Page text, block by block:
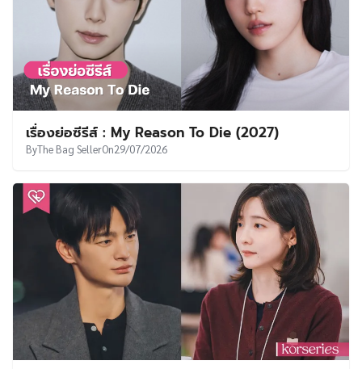
เรื่องย่อซีรีส์ : My Reason To Die (2027)
ByThe Bag SellerOn29/07/2026